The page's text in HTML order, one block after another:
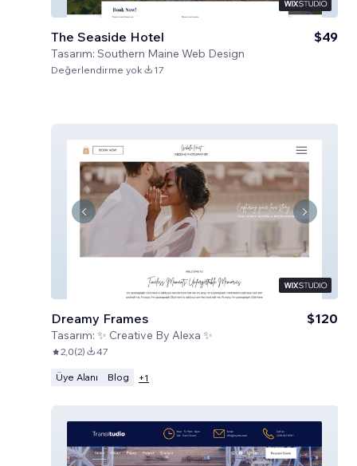
The Seaside Hotel
Tasarım: Southern Maine Web Design
$49
Değerlendirme yok 17
Dreamy Frames
Tasarım: ✨ Creative By Alexa ✨
$120
2,0(2) 47
Üye Alanı Blog +1